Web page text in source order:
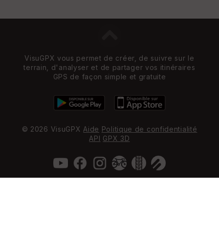
VisuGPX vous permet de créer, de suivre sur le
terrain, d'analyser et de partager vos itinéraires
GPS de façon simple et gratuite
© 2026 VisuGPX Aide Politique de confidentialité
API GPX 3D